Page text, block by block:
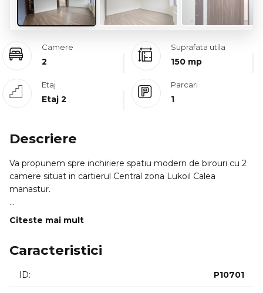
Camere
2
Suprafata utila
150 mp
Etaj
Etaj 2
Parcari
1
Descriere
Va propunem spre inchiriere spatiu modern de birouri cu 2
camere situat in cartierul Central zona Lukoil Calea
manastur.
Acesta este disponibil intr-un imobil constructie recentala
Are o suprafata utila de 150mp si este compartimentat
Citeste mai mult
Caracteristici
ID: P10701